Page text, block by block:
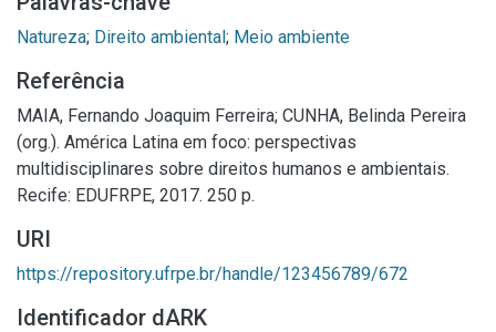
Natureza; Direito ambiental; Meio ambiente
Referência
MAIA, Fernando Joaquim Ferreira; CUNHA, Belinda Pereira
(org.). América Latina em foco: perspectivas
multidisciplinares sobre direitos humanos e ambientais.
Recife: EDUFRPE, 2017. 250 p.
URI
https://repository.ufrpe.br/handle/123456789/672
Identificador dARK